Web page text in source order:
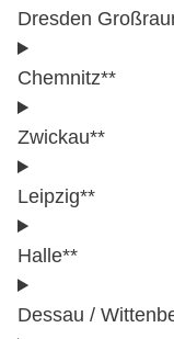
Dresden
Chemnitz**
Zwickau**
Leipzig**
Halle**
Dessau /